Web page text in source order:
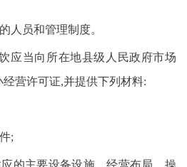
人员和管理制度。
应当向所在地县级人民政府市场
营许可证,并提供下列材料:
;
的主要设备设施、经营布局、操